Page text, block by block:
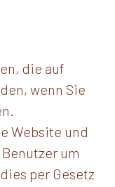
die auf
wenn Sie
Website und
um
per Gesetz